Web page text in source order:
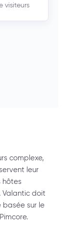
visiteurs
complexe,
leur
hôtes
Valantic doit
sur le